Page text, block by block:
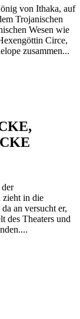
von Ithaka, auf
Trojanischen
Wesen wie
Circe,
zusammen...
zieht in die
an versucht er,
des Theaters und